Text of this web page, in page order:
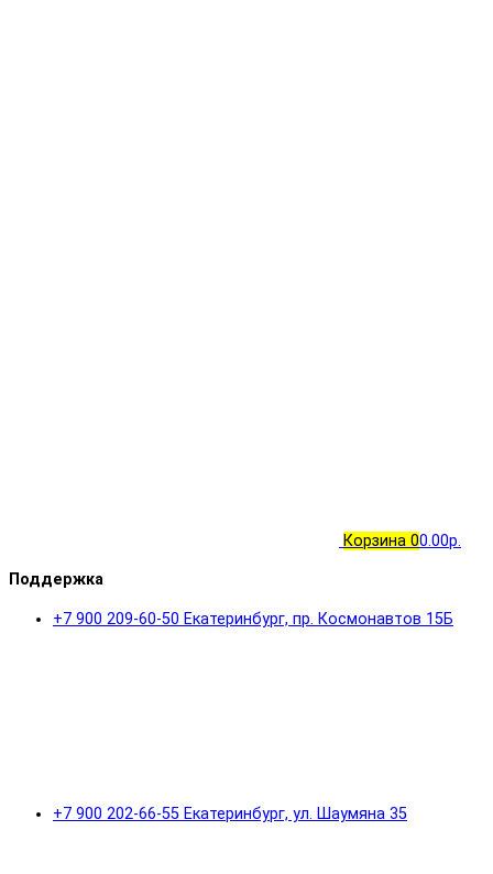
Корзина 00.00р.
Поддержка
+7 900 209-60-50 Екатеринбург, пр. Космонавтов 15Б
+7 900 202-66-55 Екатеринбург, ул. Шаумяна 35